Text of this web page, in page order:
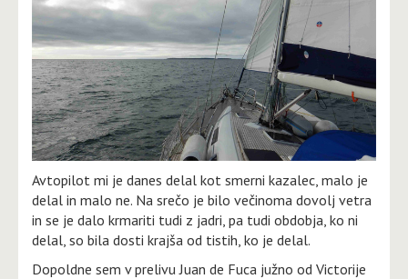
Avtopilot mi je danes delal kot smerni kazalec, malo je
delal in malo ne. Na srečo je bilo večinoma dovolj vetra
in se je dalo krmariti tudi z jadri, pa tudi obdobja, ko ni
delal, so bila dosti krajša od tistih, ko je delal.
Dopoldne sem v prelivu Juan de Fuca južno od Victorije